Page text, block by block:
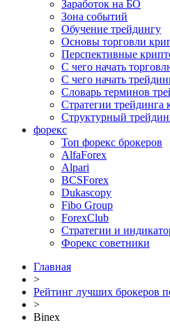
Заработок на БО
Зона событий
Обучение трейдингу
Основы торговли
Перспективные
С чего начать
С чего начать
Словарь терминов
Стратегии трейдинга
Структурный
форекс
Топ форекс брокеров
AlfaForex
Alpari
BСSForex
Dukascopy
Fibo Group
ForexClub
Стратегии и
Форекс советники
Главная
>
Рейтинг лучших брокеров
>
Binex